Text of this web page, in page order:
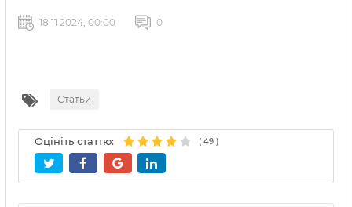
18 11 2024, 00:00 0
Статьи
Оцініть статтю: ( 49 )